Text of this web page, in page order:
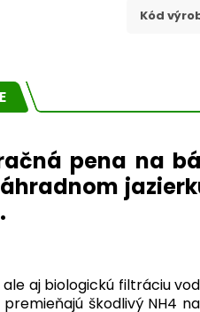
Kód
pena na
ale aj biologickú filtráciu
škodlivý NH4